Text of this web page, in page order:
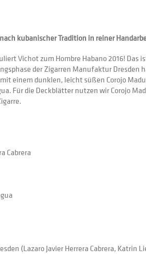
kubanischer Tradition in reiner
Vichot zum Hombre Habano 2016!
der Zigarren Manufaktur
einem dunklen, leicht süßen Corojo
Für die Deckblätter nutzen wir Corojo
Cabrera
(Lazaro Javier Herrera Cabrera, Katrin